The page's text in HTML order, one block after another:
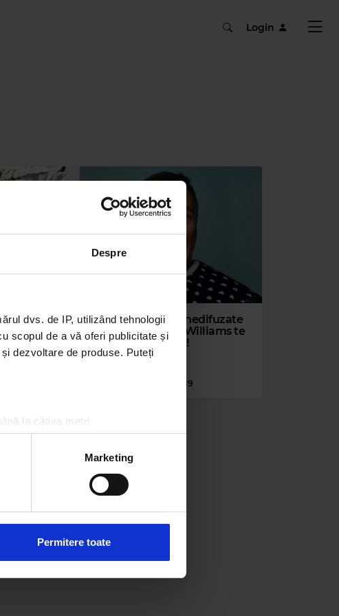
Despre
dvs. de IP, utilizând tehnologii
scopul de a vă oferi publicitate și
dezvoltare de produse. Puteți
la câțiva metri
(amprentare)
la
secțiunea cu detalii
informații cu privire la modul în
în urma folosirii serviciilor
Marketing
Permitere toate
Login
avut
Câteva secvențe nedifuzate
cu actorul Robin Williams te
vor face să plângi!
MARȚI, 27 AUGUST 2019